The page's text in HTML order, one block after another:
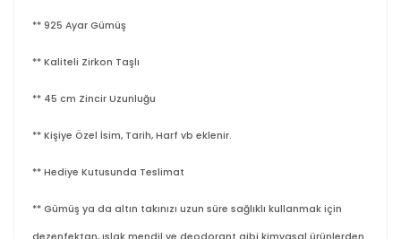
** 925 Ayar Gümüş
** Kaliteli Zirkon Taşlı
** 45 cm Zincir Uzunluğu
** Kişiye Özel İsim, Tarih, Harf vb eklenir.
** Hediye Kutusunda Teslimat
** Gümüş ya da altın takınızı uzun süre sağlıklı kullanmak için